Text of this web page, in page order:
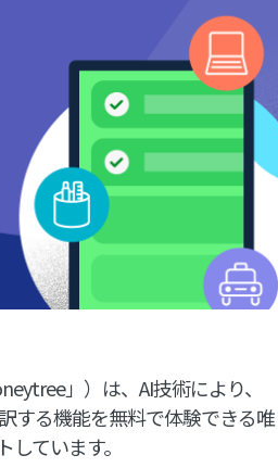
」）は、AI技術により、
する機能を無料で体験できる唯
ています。